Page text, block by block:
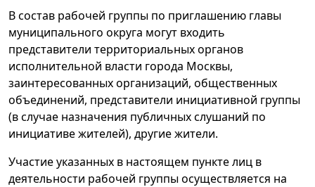
В состав рабочей группы по приглашению главы
муниципального округа могут входить
представители территориальных органов
исполнительной власти города Москвы,
заинтересованных организаций, общественных
объединений, представители инициативной группы
(в случае назначения публичных слушаний по
инициативе жителей), другие жители.
Участие указанных в настоящем пункте лиц в
деятельности рабочей группы осуществляется на